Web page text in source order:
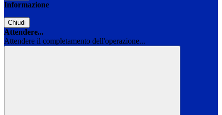
Informazione
Chiudi
Attendere...
Attendere il completamento dell'operazione...